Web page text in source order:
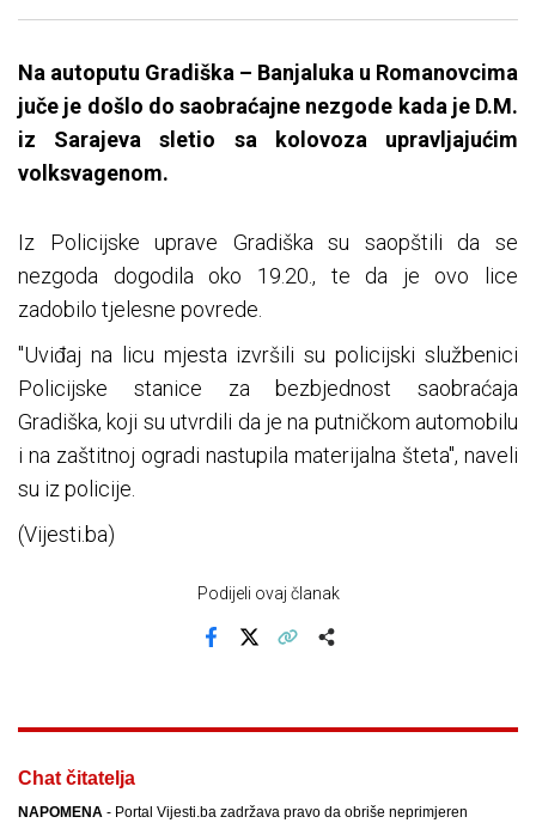
Na autoputu Gradiška – Banjaluka u Romanovcima
juče je došlo do saobraćajne nezgode kada je D.M.
iz Sarajeva sletio sa kolovoza upravljajućim
volksvagenom.
Iz Policijske uprave Gradiška su saopštili da se
nezgoda dogodila oko 19.20., te da je ovo lice
zadobilo tjelesne povrede.
"Uviđaj na licu mjesta izvršili su policijski službenici
Policijske stanice za bezbjednost saobraćaja
Gradiška, koji su utvrdili da je na putničkom automobilu
i na zaštitnoj ogradi nastupila materijalna šteta", naveli
su iz policije.
(Vijesti.ba)
Podijeli ovaj članak
Chat čitatelja
NAPOMENA - Portal Vijesti.ba zadržava pravo da obriše neprimjeren